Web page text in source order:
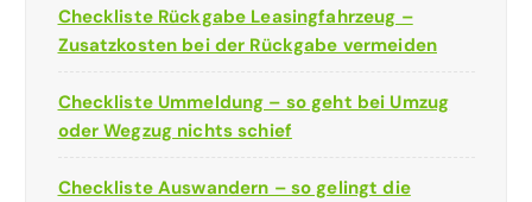
Checkliste Rückgabe Leasingfahrzeug –
Zusatzkosten bei der Rückgabe vermeiden
Checkliste Ummeldung – so geht bei Umzug
oder Wegzug nichts schief
Checkliste Auswandern – so gelingt die